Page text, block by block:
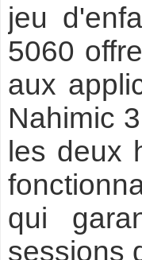
jeu
5060
aux
Nahimic
les deux
qui
sessions